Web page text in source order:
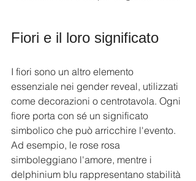
Fiori e il loro significato
I fiori sono un altro elemento
essenziale nei gender reveal, utilizzati
come decorazioni o centrotavola. Ogni
fiore porta con sé un significato
simbolico che può arricchire l'evento.
Ad esempio, le rose rosa
simboleggiano l'amore, mentre i
delphinium blu rappresentano stabilità